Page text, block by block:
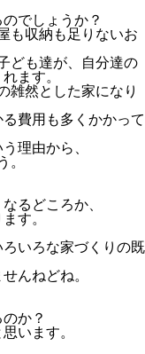
でしょうか？
も収納も足りないお
ども達が、自分達の
ます。
雑然とした家になり
費用も多くかかって
理由から、
。
るどころか、
す。
いろな家づくりの既
んねどね。
か？
います。